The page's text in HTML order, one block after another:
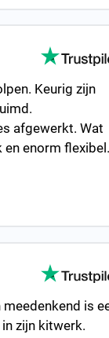
Keurig zijn
afgewerkt. Wat
en enorm flexibel.
is
zijn kitwerk.